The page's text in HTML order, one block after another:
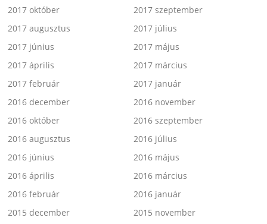
2017 október
2017 szeptember
2017 augusztus
2017 július
2017 június
2017 május
2017 április
2017 március
2017 február
2017 január
2016 december
2016 november
2016 október
2016 szeptember
2016 augusztus
2016 július
2016 június
2016 május
2016 április
2016 március
2016 február
2016 január
2015 december
2015 november